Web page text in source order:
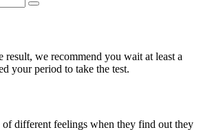
result, we recommend you wait at least a
your period to take the test.
different feelings when they find out they